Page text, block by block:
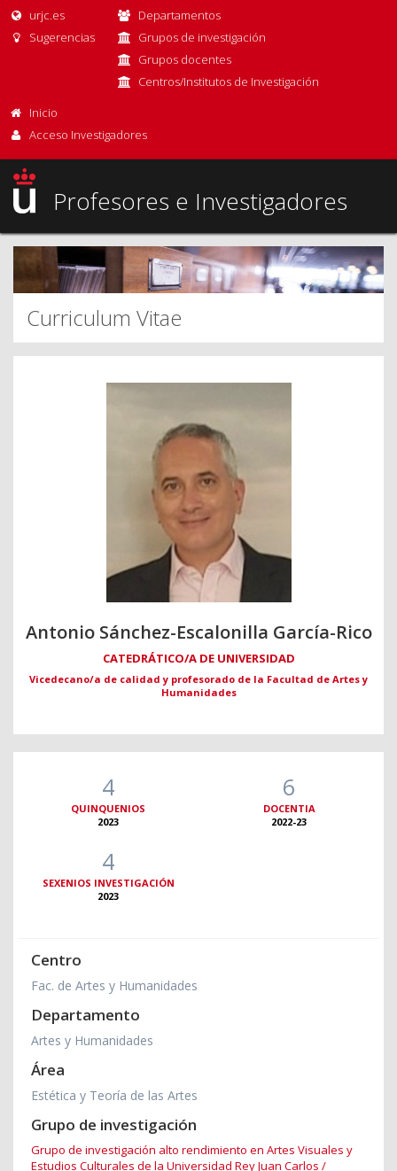
urjc.es
Sugerencias
Departamentos
Grupos de investigación
Grupos docentes
Centros/Institutos de Investigación
Inicio
Acceso Investigadores
Profesores e Investigadores
Curriculum Vitae
Antonio Sánchez-Escalonilla García-Rico
CATEDRÁTICO/A DE UNIVERSIDAD
Vicedecano/a de calidad y profesorado de la Facultad de Artes y
Humanidades
4
QUINQUENIOS
2023
6
DOCENTIA
2022-23
4
SEXENIOS INVESTIGACIÓN
2023
Centro
Fac. de Artes y Humanidades
Departamento
Artes y Humanidades
Área
Estética y Teoría de las Artes
Grupo de investigación
Grupo de investigación alto rendimiento en Artes Visuales y
Estudios Culturales de la Universidad Rey Juan Carlos /